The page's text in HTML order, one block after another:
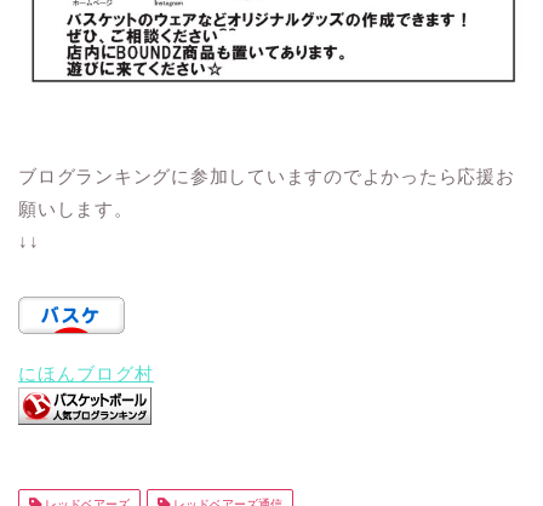
ブログランキングに参加していますのでよかったら応援お
願いします。
↓↓
にほんブログ村